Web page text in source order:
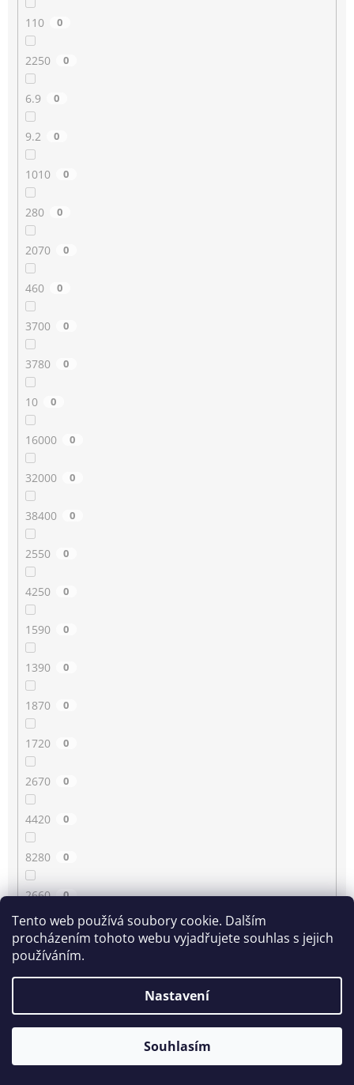
Tento web používá soubory cookie. Dalším
procházením tohoto webu vyjadřujete souhlas s jejich
používáním.
Nastavení
Souhlasím
110 0
2250 0
6.9 0
9.2 0
1010 0
280 0
2070 0
460 0
3700 0
3780 0
10 0
16000 0
32000 0
38400 0
2550 0
4250 0
1590 0
1390 0
1870 0
1720 0
2670 0
4420 0
8280 0
2660 0
4430 0